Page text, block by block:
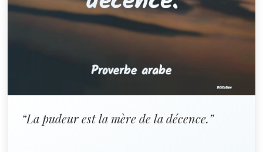
“La pudeur est la mère de la décence.”